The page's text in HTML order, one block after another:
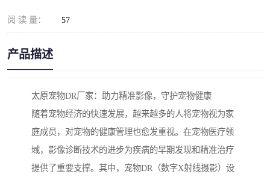
阅 读 量： 57
产品描述
太原宠物DR厂家：助力精准影像，守护宠物健康
随着宠物经济的快速发展，越来越多的人将宠物视为家
庭成员，对宠物的健康管理也愈发重视。在宠物医疗领
域，影像诊断技术的进步为疾病的早期发现和精准治疗
提供了重要支撑。其中，宠物DR（数字X射线摄影）设